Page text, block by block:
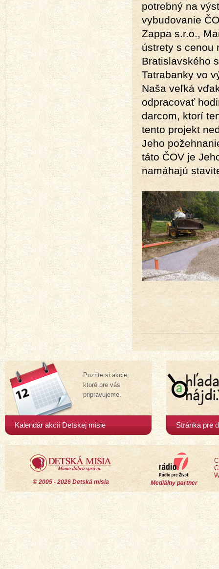
potrebný na
vybudovanie
Zappa s.r.o.,
ústrety s cenou
Bratislavského
Tatrabanky vo
Naša veľká
odpracovať
darcom, ktorí
tento projekt
Jeho
táto ČOV je
namáhajú
Pozrite si akcie,
ktoré pre vás
pripravujeme.
Kalendár akcií Detskej misie Stránka pre
© 2005 - 2026 Detská misia Mediálny partner